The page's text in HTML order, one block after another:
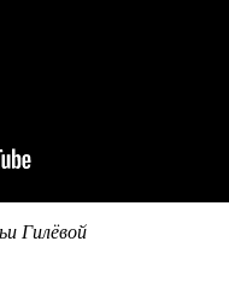
Гилёвой